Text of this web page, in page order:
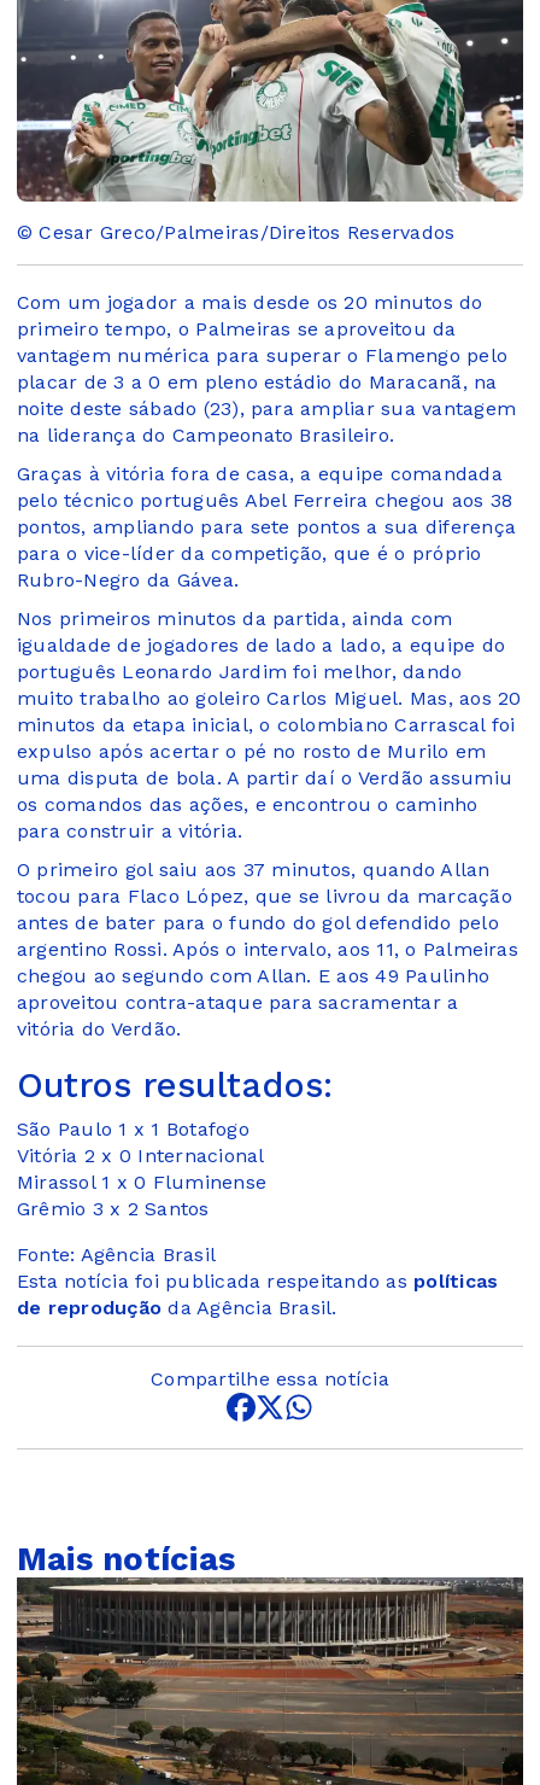
© Cesar Greco/Palmeiras/Direitos Reservados
Com um jogador a mais desde os 20 minutos do
primeiro tempo, o Palmeiras se aproveitou da
vantagem numérica para superar o Flamengo pelo
placar de 3 a 0 em pleno estádio do Maracanã, na
noite deste sábado (23), para ampliar sua vantagem
na liderança do Campeonato Brasileiro.
Graças à vitória fora de casa, a equipe comandada
pelo técnico português Abel Ferreira chegou aos 38
pontos, ampliando para sete pontos a sua diferença
para o vice-líder da competição, que é o próprio
Rubro-Negro da Gávea.
Nos primeiros minutos da partida, ainda com
igualdade de jogadores de lado a lado, a equipe do
português Leonardo Jardim foi melhor, dando
muito trabalho ao goleiro Carlos Miguel. Mas, aos 20
minutos da etapa inicial, o colombiano Carrascal foi
expulso após acertar o pé no rosto de Murilo em
uma disputa de bola. A partir daí o Verdão assumiu
os comandos das ações, e encontrou o caminho
para construir a vitória.
O primeiro gol saiu aos 37 minutos, quando Allan
tocou para Flaco López, que se livrou da marcação
antes de bater para o fundo do gol defendido pelo
argentino Rossi. Após o intervalo, aos 11, o Palmeiras
chegou ao segundo com Allan. E aos 49 Paulinho
aproveitou contra-ataque para sacramentar a
vitória do Verdão.
Outros resultados:
São Paulo 1 x 1 Botafogo
Vitória 2 x 0 Internacional
Mirassol 1 x 0 Fluminense
Grêmio 3 x 2 Santos
Fonte: Agência Brasil
Esta notícia foi publicada respeitando as políticas
de reprodução da Agência Brasil.
Compartilhe essa notícia
Mais notícias